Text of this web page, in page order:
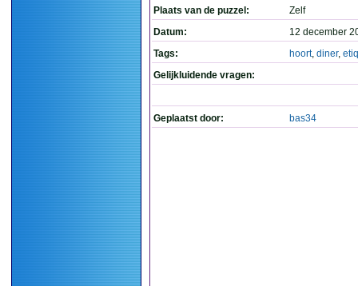
Plaats van de puzzel:
Zelf
Datum:
12 december
Tags:
hoort, diner,
Gelijkluidende vragen:
Geplaatst door: bas34